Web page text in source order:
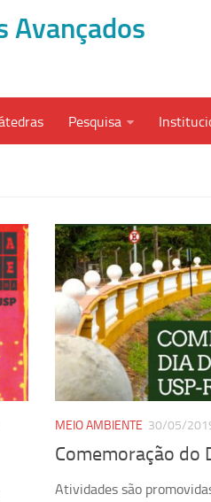
Avançados
Pesquisa
MEIO AMBIENTE 30/05/
Comemoração do
Atividades são